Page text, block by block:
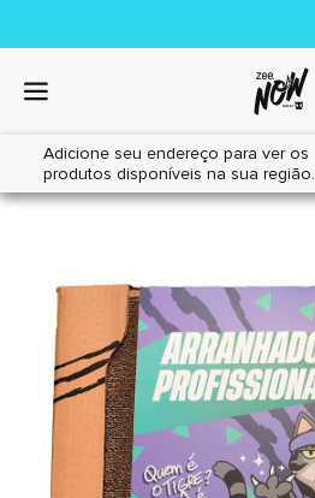
Adicione seu endereço para ver os
produtos disponíveis na sua região.
Home|Gatos|Brinquedos